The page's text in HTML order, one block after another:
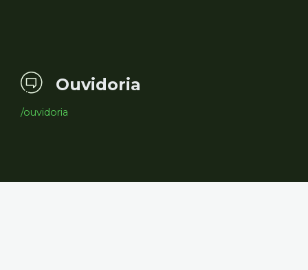
Ouvidoria
/ouvidoria